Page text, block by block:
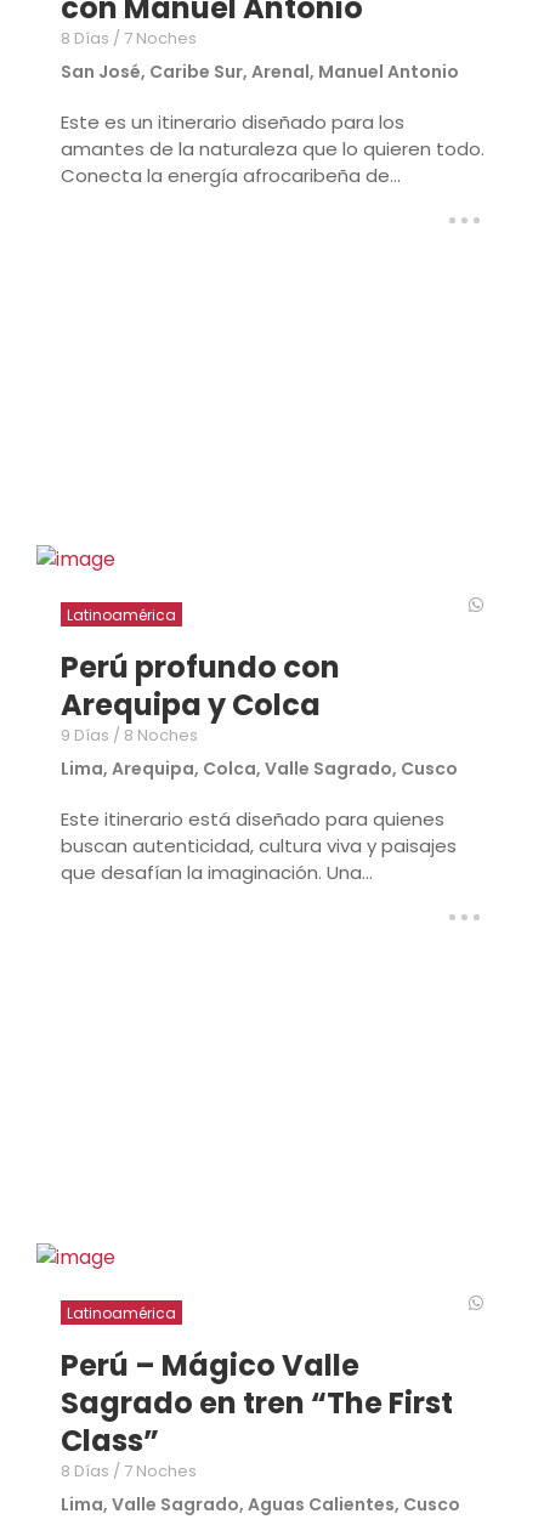
8 Días / 7 Noches
San José, Caribe Sur, Arenal, Manuel Antonio
Este es un itinerario diseñado para los
amantes de la naturaleza que lo quieren todo.
Conecta la energía afrocaribeña de...
Latinoamérica
Perú profundo con
Arequipa y Colca
9 Días / 8 Noches
Lima, Arequipa, Colca, Valle Sagrado, Cusco
Este itinerario está diseñado para quienes
buscan autenticidad, cultura viva y paisajes
que desafían la imaginación. Una...
Latinoamérica
Perú – Mágico Valle
Sagrado en tren “The First
Class”
8 Días / 7 Noches
Lima, Valle Sagrado, Aguas Calientes, Cusco